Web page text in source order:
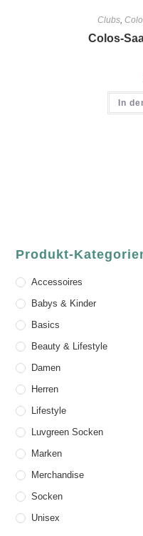
Clubs,
Colos-
In
Produkt-
Accessoires
Babys & Kinder
Basics
Beauty & Lifestyle
Damen
Herren
Lifestyle
Luvgreen Socken
Marken
Merchandise
Socken
Unisex